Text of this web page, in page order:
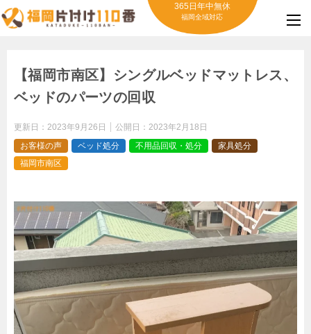
365日年中無休
福岡全域対応
【福岡市南区】シングルベッドマットレス、
ベッドのパーツの回収
更新日： 2023年9月26日 公開日： 2023年2月18日
お客様の声
ベッド処分 不用品回収・処分
家具処分
福岡市南区